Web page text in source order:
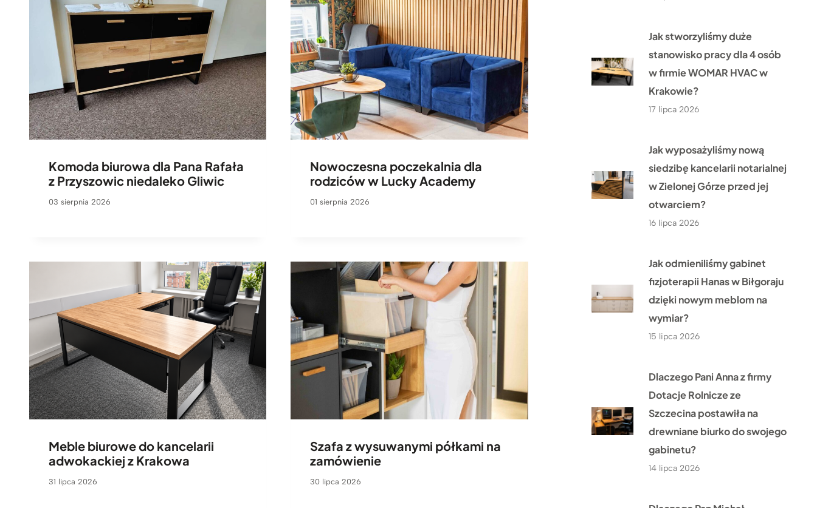
Komoda biurowa dla Pana Rafała
z Przyszowic niedaleko Gliwic
03 sierpnia 2026
Nowoczesna poczekalnia dla
rodziców w Lucky Academy
01 sierpnia 2026
Meble biurowe do kancelarii
adwokackiej z Krakowa
31 lipca 2026
Szafa z wysuwanymi półkami na
zamówienie
30 lipca 2026
Jak stworzyliśmy duże
stanowisko pracy dla 4 osób
w firmie WOMAR HVAC w
Krakowie?
17 lipca 2026
Jak wyposażyliśmy nową
siedzibę kancelarii notarialnej
w Zielonej Górze przed jej
otwarciem?
16 lipca 2026
Jak odmieniliśmy gabinet
fizjoterapii Hanas w Biłgoraju
dzięki nowym meblom na
wymiar?
15 lipca 2026
Dlaczego Pani Anna z firmy
Dotacje Rolnicze ze
Szczecina postawiła na
drewniane biurko do swojego
gabinetu?
14 lipca 2026